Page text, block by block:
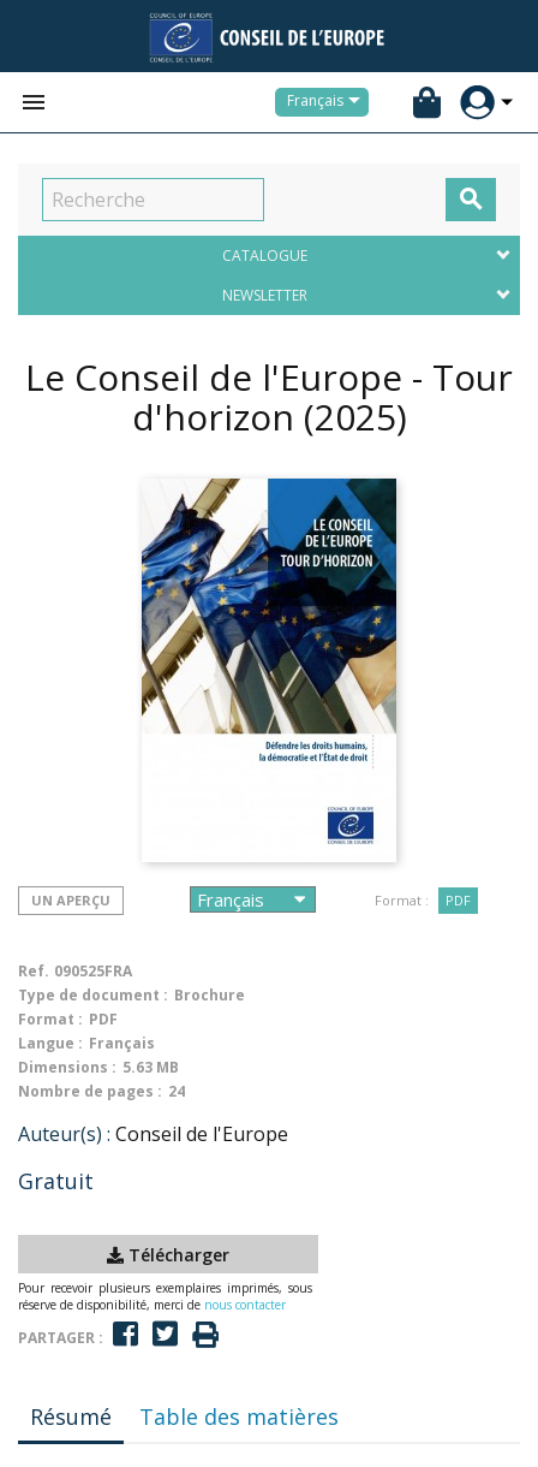
 Français

CATALOGUE
NEWSLETTER
Le Conseil de l'Europe - Tour
d'horizon (2025)
UN APERÇU Format : PDF
Ref. 090525FRA
Type de document : Brochure
Format : PDF
Langue : Français
Dimensions : 5.63 MB
Nombre de pages : 24
Auteur(s) : Conseil de l'Europe
Gratuit
Télécharger
Pour recevoir plusieurs exemplaires imprimés, sous
réserve de disponibilité, merci de nous contacter
PARTAGER :
Résumé Table des matières